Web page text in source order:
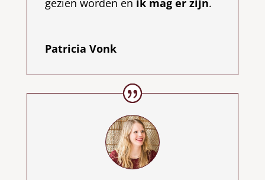
gezien worden en ik mag er zijn.
Patricia Vonk